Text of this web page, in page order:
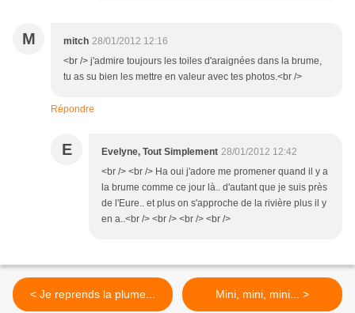
M mitch 28/01/2012 12:16
<br /> j'admire toujours les toiles d'araignées dans la brume,
tu as su bien les mettre en valeur avec tes photos.<br />
Répondre
E Evelyne, Tout Simplement 28/01/2012 12:42
<br /> <br /> Ha oui j'adore me promener quand il y a
la brume comme ce jour là.. d'autant que je suis près
de l'Eure.. et plus on s'approche de la rivière plus il y
en a..<br /> <br /> <br /> <br />
< Je reprends la plume... Mini, mini, mini... >